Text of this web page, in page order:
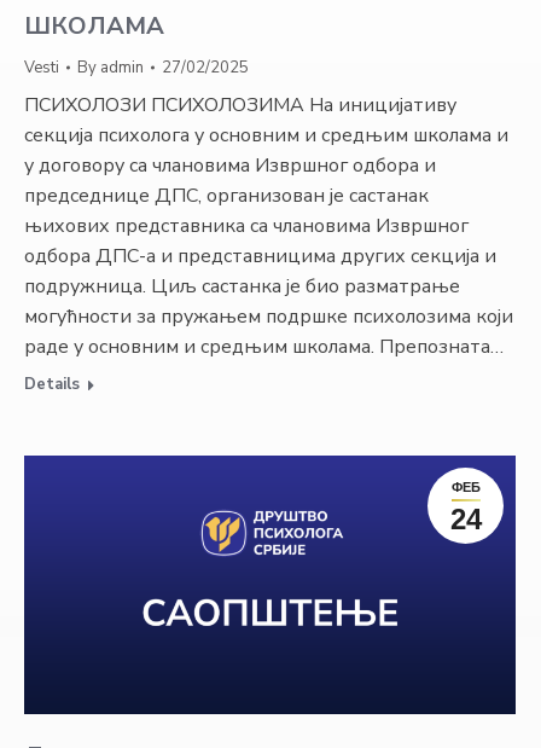
ШКОЛАМА
Vesti By admin 27/02/2025
ПСИХОЛОЗИ ПСИХОЛОЗИМА На иницијативу
секција психолога у основним и средњим школама и
у договору са члановима Извршног одбора и
председнице ДПС, организован је састанак
њихових представника са члановима Извршног
одбора ДПС-а и представницима других секција и
подружница. Циљ састанка је био разматрање
могућности за пружањем подршке психолозима који
раде у основним и средњим школама. Препозната…
Details
ФЕБ
24